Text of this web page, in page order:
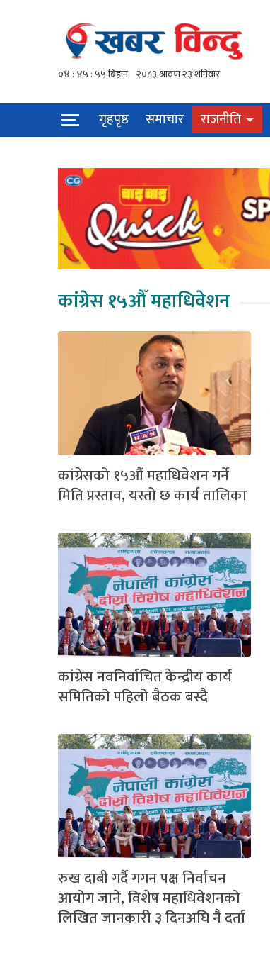
गृहपृष्ठ समाचार राजनीति
कांग्रेस १५औँ महाधिवेशन
कांग्रेसको १५औँ महाधिवेशन गर्ने
मिति प्रस्ताव, यस्तो छ कार्य तालिका
कांग्रेस नवनिर्वाचित केन्द्रीय कार्य
समितिको पहिलो बैठक बस्दै
रुख दाबी गर्दै गगन पक्ष निर्वाचन
आयोग जाने, विशेष महाधिवेशनको
लिखित जानकारी ३ दिनअघि नै दर्ता